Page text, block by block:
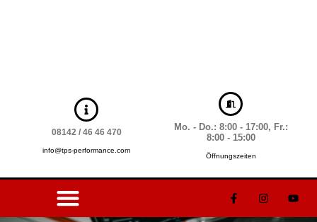
08142 / 46 46 470
info@tps-performance.com
Mo. - Do.: 8:00 - 17:00, Fr.:
8:00 - 15:00
Öffnungszeiten